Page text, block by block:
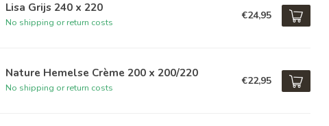
Lisa Grijs 240 x 220
No shipping or return costs
€24,95
Nature Hemelse Crème 200 x 200/220
No shipping or return costs
€22,95